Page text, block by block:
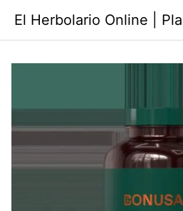
contenido
El Herbolario Online |